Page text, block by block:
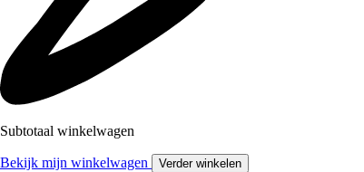
Subtotaal winkelwagen
Bekijk mijn winkelwagen Verder winkelen